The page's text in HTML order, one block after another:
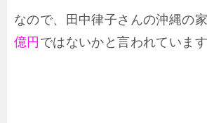
なので、田中律子さんの沖縄の家
億円 ではないかと言われています